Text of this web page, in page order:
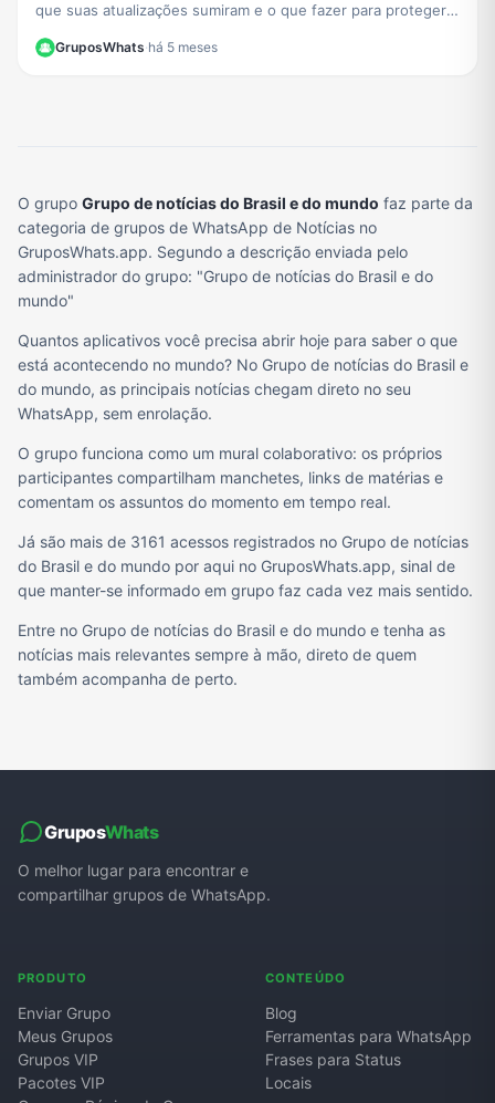
que suas atualizações sumiram e o que fazer para proteger
GruposWhats·há 5 meses
O grupo Grupo de notícias do Brasil e do mundo faz parte da
categoria de grupos de WhatsApp de Notícias no
GruposWhats.app. Segundo a descrição enviada pelo
administrador do grupo: "Grupo de notícias do Brasil e do
mundo"
Quantos aplicativos você precisa abrir hoje para saber o que
está acontecendo no mundo? No Grupo de notícias do Brasil e
do mundo, as principais notícias chegam direto no seu
WhatsApp, sem enrolação.
O grupo funciona como um mural colaborativo: os próprios
participantes compartilham manchetes, links de matérias e
comentam os assuntos do momento em tempo real.
Já são mais de 3161 acessos registrados no Grupo de notícias
do Brasil e do mundo por aqui no GruposWhats.app, sinal de
que manter-se informado em grupo faz cada vez mais sentido.
Entre no Grupo de notícias do Brasil e do mundo e tenha as
notícias mais relevantes sempre à mão, direto de quem
também acompanha de perto.
GruposWhats
O melhor lugar para encontrar e
compartilhar grupos de WhatsApp.
PRODUTO
Enviar Grupo
Meus Grupos
Grupos VIP
Pacotes VIP
CONTEÚDO
Blog
Ferramentas para WhatsApp
Frases para Status
Locais